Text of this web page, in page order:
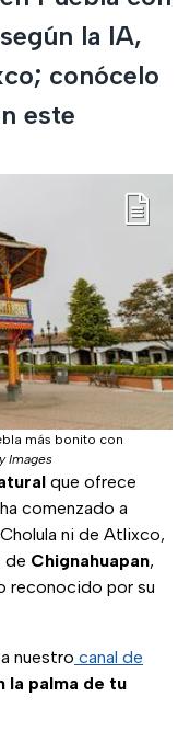
la IA,
conócelo
este
más bonito con
Images
que ofrece
comenzado a
ni de Atlixco,
de Chignahuapan,
reconocido por su
nuestro canal de
la palma de tu